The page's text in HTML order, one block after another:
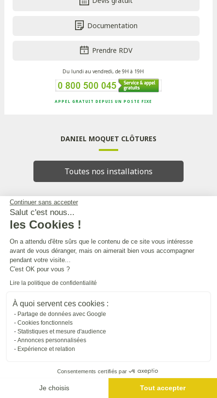
Continuer sans accepter
Salut c'est nous...
les Cookies !
On a attendu d'être sûrs que le contenu de ce site vous intéresse
avant de vous déranger, mais on aimerait bien vous accompagner
pendant votre visite...
C'est OK pour vous ?
Lire la politique de confidentialité
À quoi servent ces cookies :
Partage de données avec Google
Cookies fonctionnels
Statistiques et mesure d'audience
Annonces personnalisées
Expérience et relation
Consentements certifiés par
Je choisis Tout accepter
Documentation
Prendre RDV
Du lundi au vendredi, de 9H à 19H
APPEL GRATUIT DEPUIS UN POSTE FIXE
DANIEL MOQUET CLÔTURES
Toutes nos installations
L'UNIVERS DANIEL MOQUET
SUIVRE DANIEL MOQUET